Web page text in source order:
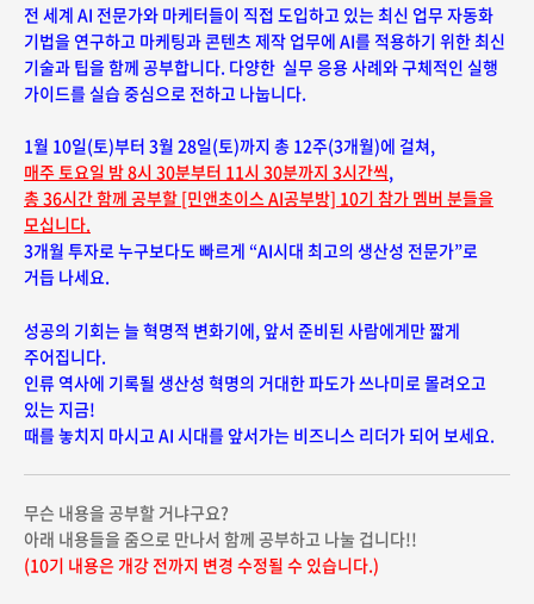
전 세계 AI 전문가와 마케터들이 직접 도입하고 있는 최신 업무 자동화
기법을 연구하고 마케팅과 콘텐츠 제작 업무에 AI를 적용하기 위한 최신
기술과 팁을 함께 공부합니다. 다양한 실무 응용 사례와 구체적인 실행
가이드를 실습 중심으로 전하고 나눕니다.
1월 10일(토)부터 3월 28일(토)까지 총 12주(3개월)에 걸쳐,
매주 토요일 밤 8시 30분부터 11시 30분까지 3시간씩,
총 36시간 함께 공부할 [민앤초이스 AI공부방] 10기 참가 멤버 분들을
모십니다.
3개월 투자로 누구보다도 빠르게 “AI시대 최고의 생산성 전문가”로
거듭 나세요.
성공의 기회는 늘 혁명적 변화기에, 앞서 준비된 사람에게만 짧게
주어집니다.
인류 역사에 기록될 생산성 혁명의 거대한 파도가 쓰나미로 몰려오고
있는 지금!
때를 놓치지 마시고 AI 시대를 앞서가는 비즈니스 리더가 되어 보세요.
무슨 내용을 공부할 거냐구요?
아래 내용들을 줌으로 만나서 함께 공부하고 나눌 겁니다!!
(10기 내용은 개강 전까지 변경 수정될 수 있습니다.)